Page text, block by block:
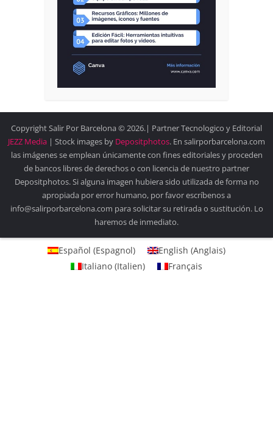
Copyright Salir Por Barcelona © 2026.| Partner Tecnologico y Editorial
JEZZ Media | Stock images by Depositphotos. En salirporbarcelona.com
las imágenes se emplean únicamente con fines editoriales y proceden
de bancos libres de derechos o con licencia de nuestro partner
Depositphotos. Si alguna imagen hubiera sido utilizada de forma no
apropiada por error humano, por favor escríbenos a
info@salirporbarcelona.com para solicitar su retirada o sustitución. Lo
haremos de inmediato.
Español (Espagnol) English (Anglais)
Italiano (Italien) Français